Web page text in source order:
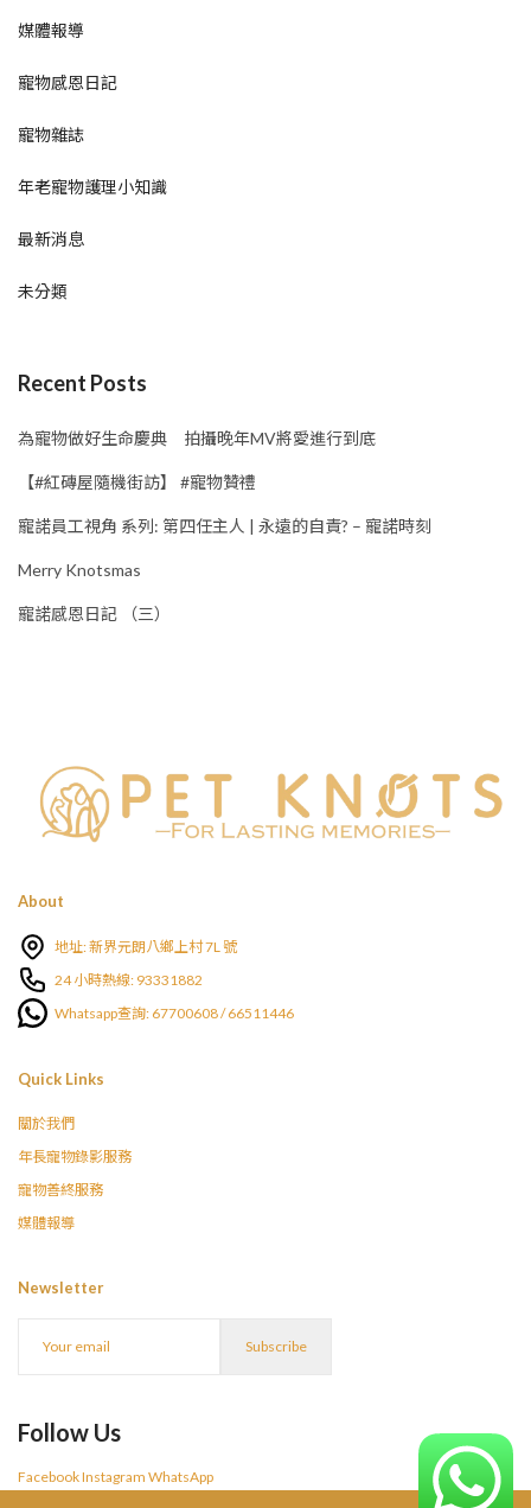
媒體報導
寵物感恩日記
寵物雜誌
年老寵物護理小知識
最新消息
未分類
Recent Posts
為寵物做好生命慶典 拍攝晚年MV將愛進行到底
【#紅磚屋隨機街訪】 #寵物贊禮
寵諾員工視角 系列: 第四任主人 | 永遠的自責? – 寵諾時刻
Merry Knotsmas
寵諾感恩日記 （三）
About
地址: 新界元朗八鄉上村 7L 號
24 小時熱線: 93331882
Whatsapp查詢: 67700608 / 66511446
Quick Links
關於我們
年長寵物錄影服務
寵物善終服務
媒體報導
Newsletter
Follow Us
FacebookInstagram WhatsApp